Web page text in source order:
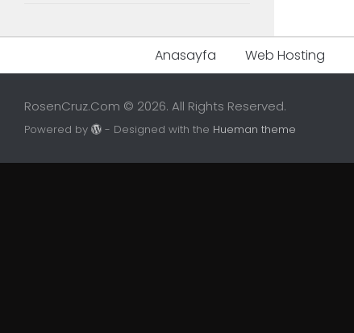
Anasayfa Web Hosting
RosenCruz.Com © 2026. All Rights Reserved.
Powered by - Designed with the Hueman theme